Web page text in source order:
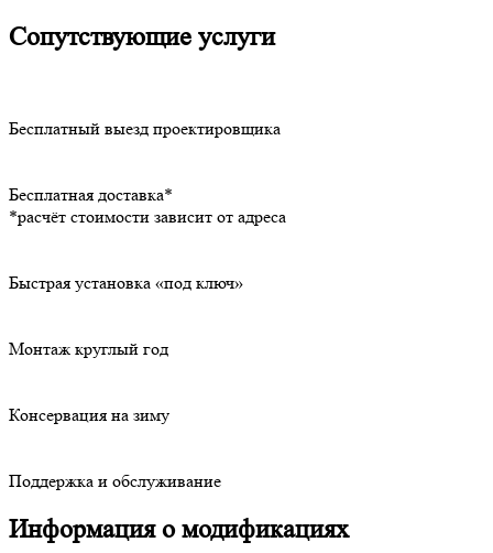
Сопутствующие услуги
Бесплатный выезд проектировщика
Бесплатная доставка*
*расчёт стоимости зависит от адреса
Быстрая установка «под ключ»
Монтаж круглый год
Консервация на зиму
Поддержка и обслуживание
Информация о модификациях